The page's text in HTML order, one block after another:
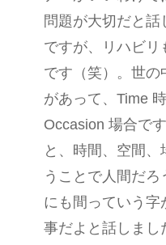
問題が大切だと
ですが、リハビリ
です（笑）。世
があって、Time
Occasion 場合で
と、時間、空間
うことで人間だ
にも間っていう字
事だよと話しまし